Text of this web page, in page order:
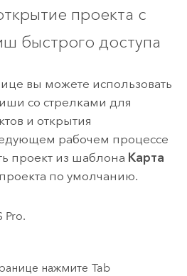
проекта с
быстрого доступа
вы можете использовать
со стрелками для
и открытия
рабочем процессе
проект из шаблона Карта
по умолчанию.
Pro.
нажмите Tab